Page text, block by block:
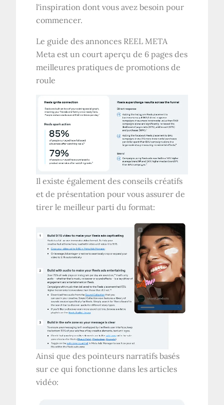
l'inspiration dont vous avez besoin pour
commencer.
Le guide des annonces REEL META
Meta est un court aperçu de 6 pages des
meilleures pratiques de promotions de
roule
Il existe également des conseils créatifs
et de présentation pour vous assurer de
tirer le meilleur parti du format:
Ainsi que des pointeurs narratifs basés
sur ce qui fonctionne dans les articles
vidéo: